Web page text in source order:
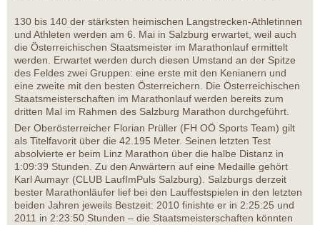
130 bis 140 der stärksten heimischen Langstrecken-Athletinnen
und Athleten werden am 6. Mai in Salzburg erwartet, weil auch
die Österreichischen Staatsmeister im Marathonlauf ermittelt
werden. Erwartet werden durch diesen Umstand an der Spitze
des Feldes zwei Gruppen: eine erste mit den Kenianern und
eine zweite mit den besten Österreichern. Die Österreichischen
Staatsmeisterschaften im Marathonlauf werden bereits zum
dritten Mal im Rahmen des Salzburg Marathon durchgeführt.
Der Oberösterreicher Florian Prüller (FH OÖ Sports Team) gilt
als Titelfavorit über die 42.195 Meter. Seinen letzten Test
absolvierte er beim Linz Marathon über die halbe Distanz in
1:09:39 Stunden. Zu den Anwärtern auf eine Medaille gehört
Karl Aumayr (CLUB LaufImPuls Salzburg). Salzburgs derzeit
bester Marathonläufer lief bei den Lauffestspielen in den letzten
beiden Jahren jeweils Bestzeit: 2010 finishte er in 2:25:25 und
2011 in 2:23:50 Stunden – die Staatsmeisterschaften könnten